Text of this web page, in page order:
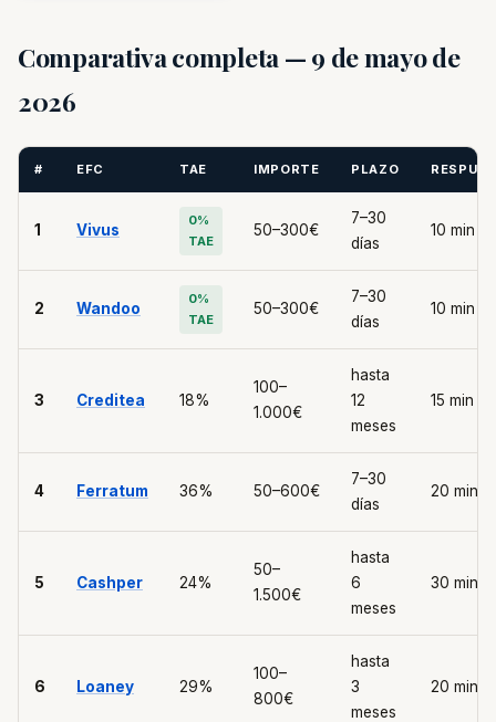
Comparativa completa — 9 de mayo de
2026
# EFC TAE IMPORTE PLAZO
1 Vivus
0%
TAE
50–300€
7–30
días
10 min
2 Wandoo
0%
TAE
50–300€
7–30
días
10 min
3 Creditea 18%
100–
1.000€
hasta
12
meses
15 min
4 Ferratum 36% 50–600€
7–30
días
20 min
5 Cashper 24%
50–
1.500€
hasta
6
meses
30 min
6 Loaney 29%
100–
800€
hasta
3
meses
20 min